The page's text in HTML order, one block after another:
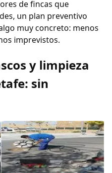
de fincas que
un plan preventivo
muy concreto: menos
imprevistos.
y limpieza
sin